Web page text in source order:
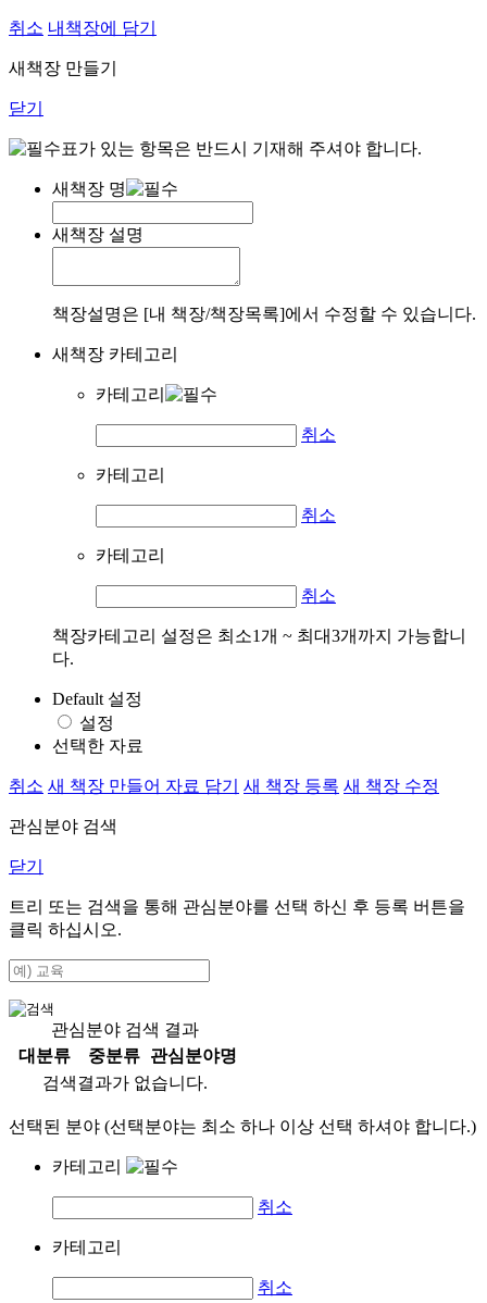
취소 내책장에 담기
새책장 만들기
닫기
표가 있는 항목은 반드시 기재해 주셔야 합니다.
새책장 명
새책장 설명
책장설명은 [내 책장/책장목록]에서 수정할 수 있습니다.
새책장 카테고리
카테고리
취소
카테고리
취소
카테고리
취소
책장카테고리 설정은 최소1개 ~ 최대3개까지 가능합니
다.
Default 설정
설정
선택한 자료
취소 새 책장 만들어 자료 담기 새 책장 등록 새 책장 수정
관심분야 검색
닫기
트리 또는 검색을 통해 관심분야를 선택 하신 후 등록 버튼을
클릭 하십시오.
관심분야 검색 결과
대분류
중분류
관심분야명
검색결과가 없습니다.
선택된 분야 (선택분야는 최소 하나 이상 선택 하셔야 합니다.)
카테고리
취소
카테고리
취소